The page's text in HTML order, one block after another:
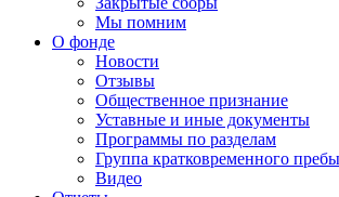
Мы помним
О фонде
Новости
Отзывы
Общественное признание
Уставные и иные документы
Программы по разделам
Группа кратковременного
Видео